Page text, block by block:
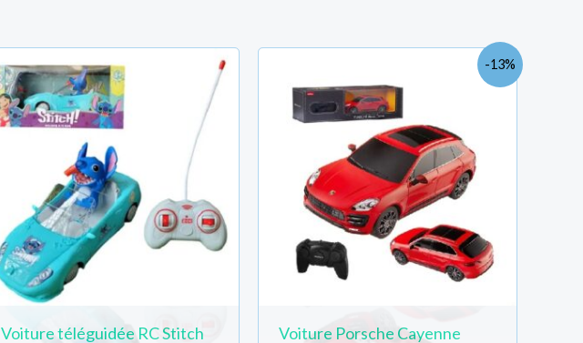
Voiture téléguidée RC Stitch
-13%
Voiture Porsche Cayenne
initial
était :
TND
118.000.
prix
TND
103.000.